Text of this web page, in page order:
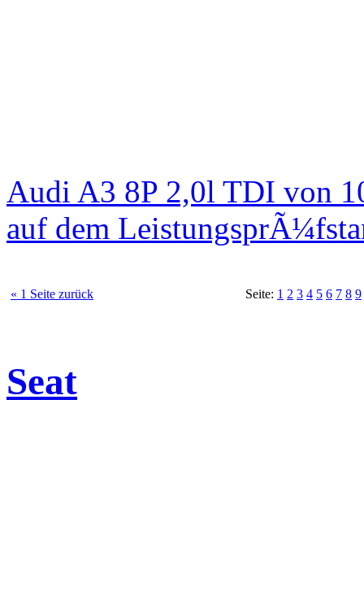
Audi A3 8P 2,0l TDI von
auf dem
« 1 Seite zurück Seite: 1 2 3 4 5 6 7 8 9
Seat